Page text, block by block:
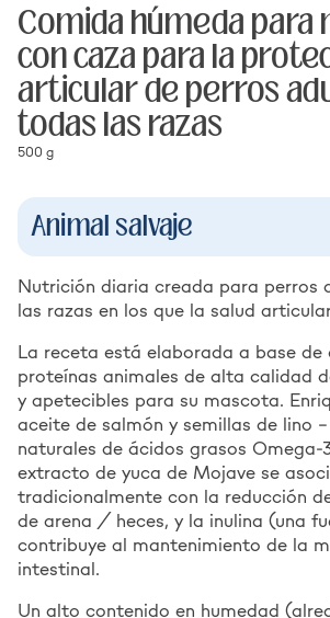
Comida húmeda para
con caza para la
articular de perros
todas las razas
500 g
Animal salvaje
Nutrición diaria creada para perros
las razas en los que la salud
La receta está elaborada a base de
proteínas animales de alta calidad
y apetecibles para su mascota.
aceite de salmón y semillas de lino
naturales de ácidos grasos Omega-
extracto de yuca de Mojave se
tradicionalmente con la reducción
de arena / heces, y la inulina (una
contribuye al mantenimiento de la
intestinal.
Un alto contenido en humedad